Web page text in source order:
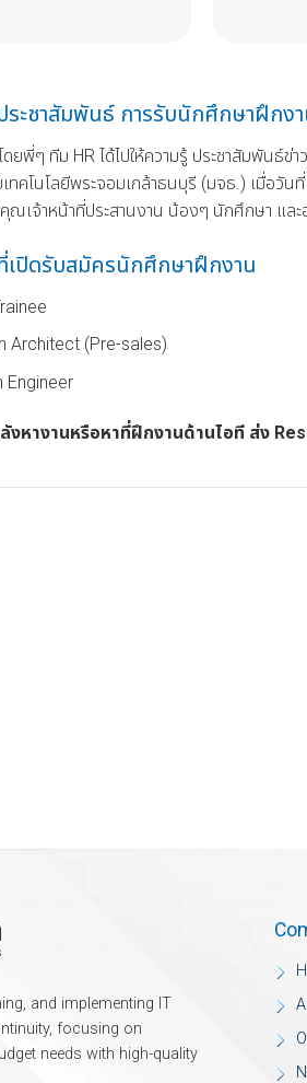
ระชาสัมพันธ์ การรับนักศึกษาฝึกง
ดยพี่ๆ ทีม HR ได้ไปให้ความรู้ ประชาสัมพันธ์
เทคโนโลยีพระจอมเกล้าธนบุรี (มจธ.) เมื่อ
เจ้าหน้าที่ประสานงาน น้องๆ นักศึกษา และ
เปิดรับสมัครนักศึกษาฝึกงาน
Architect (Pre-sales)
Engineer
งหางานหรือหาที่ฝึกงานด้านไอที ส่ง
and implementing IT
focusing on
needs with high-quality